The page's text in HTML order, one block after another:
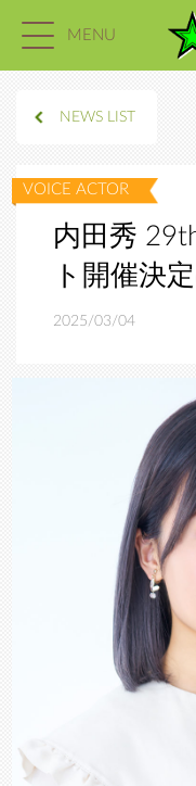
MENU
NEWS LIST
内田秀
ト開催決
2025/03/04